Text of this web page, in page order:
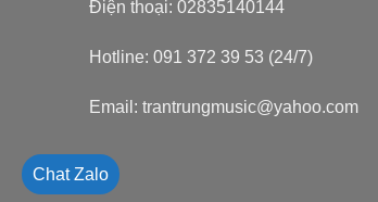
Điện thoại: 02835140144
Hotline: 091 372 39 53 (24/7)
Email: trantrungmusic@yahoo.com
Chat Zalo